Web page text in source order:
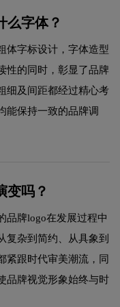
么字体？
体字标设计，字体造型
性的同时，彰显了品牌
细及间距都经过精心考
能保持一致的品牌调
变吗？
品牌logo在发展过程中
复杂到简约、从具象到
紧跟时代审美潮流，同
品牌视觉形象始终与时